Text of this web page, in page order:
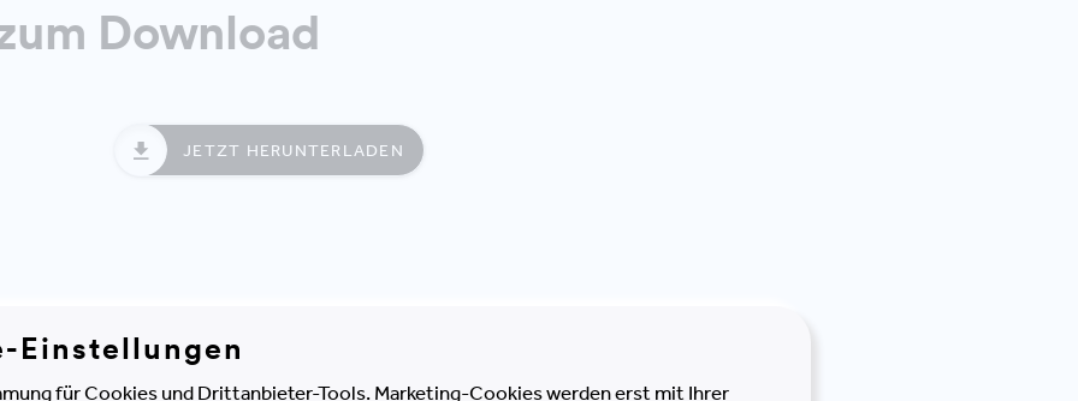
Download
JETZT HERUNTERLADEN
" vorgelegt. Schon damals war unsere These, es gibt auf
zurück. Mittlerweile hat sich die Mobilität als fixer Bestandteil der
Einstellungen
für Cookies und Drittanbieter-Tools. Marketing-Cookies werden erst mit Ihrer